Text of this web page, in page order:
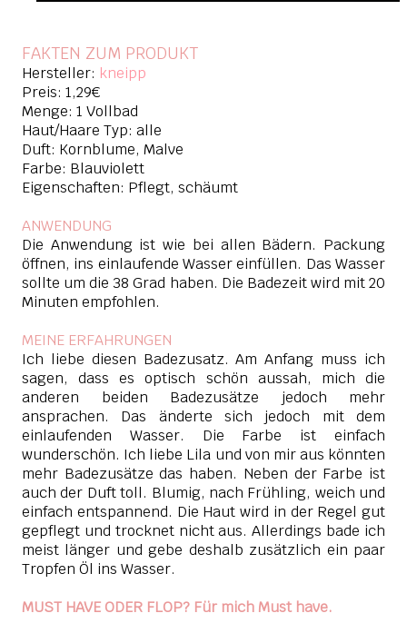
FAKTEN ZUM PRODUKT
Hersteller: kneipp
Preis: 1,29€
Menge: 1 Vollbad
Haut/Haare Typ: alle
Duft: Kornblume, Malve
Farbe: Blauviolett
Eigenschaften: Pflegt, schäumt
ANWENDUNG
Die Anwendung ist wie bei allen Bädern. Packung
öffnen, ins einlaufende Wasser einfüllen. Das Wasser
sollte um die 38 Grad haben. Die Badezeit wird mit 20
Minuten empfohlen.
MEINE ERFAHRUNGEN
Ich liebe diesen Badezusatz. Am Anfang muss ich
sagen, dass es optisch schön aussah, mich die
anderen beiden Badezusätze jedoch mehr
ansprachen. Das änderte sich jedoch mit dem
einlaufenden Wasser. Die Farbe ist einfach
wunderschön. Ich liebe Lila und von mir aus könnten
mehr Badezusätze das haben. Neben der Farbe ist
auch der Duft toll. Blumig, nach Frühling, weich und
einfach entspannend. Die Haut wird in der Regel gut
gepflegt und trocknet nicht aus. Allerdings bade ich
meist länger und gebe deshalb zusätzlich ein paar
Tropfen Öl ins Wasser.
MUST HAVE ODER FLOP? Für mich Must have.